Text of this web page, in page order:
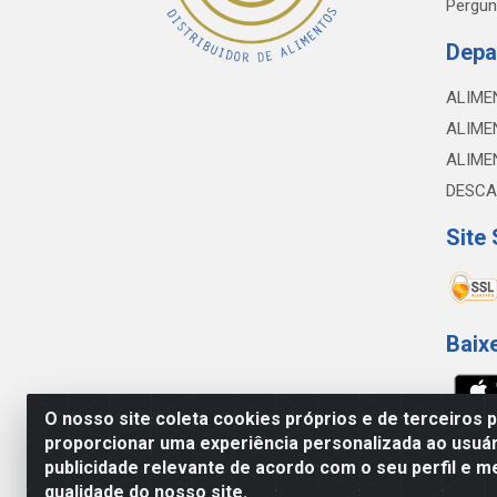
O nosso site coleta cookies próprios e de terceiros
proporcionar uma experiência personalizada ao
publicidade relevante de acordo com o seu perfil e
qualidade do nosso site.
Site
NOBREDO COMÉRCIO E LOGÍSTICA